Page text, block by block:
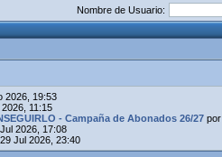
Nombre de Usuario:
2026, 19:53
11:15
- Campaña de Abonados 26/27 por
2026, 17:08
Jul 2026, 23:40